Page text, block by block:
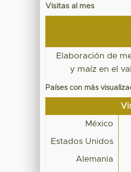
Visitas al mes
Elaboración de
y maíz en el
Países con más
México
Estados Unidos
Alemania